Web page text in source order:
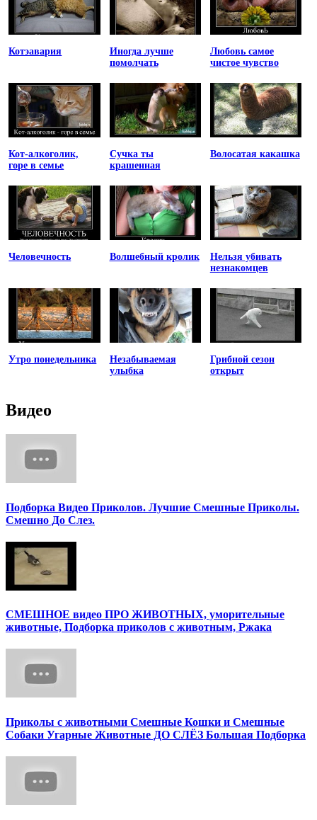
Котэавария
Иногда лучше
помолчать
Любовь самое
чистое чувство
Кот-алкоголик,
горе в семье
Сучка ты
крашенная
Волосатая какашка
Человечность Волшебный кролик
Нельзя убивать
незнакомцев
Утро понедельника
Незабываемая
улыбка
Грибной сезон
открыт
Видео
Подборка Видео Приколов. Лучшие Смешные Приколы.
Смешно До Слез.
СМЕШНОЕ видео ПРО ЖИВОТНЫХ, уморительные
животные, Подборка приколов с животным, Ржака
Приколы с животными Смешные Кошки и Смешные
Собаки Угарные Животные ДО СЛЁЗ Большая Подборка